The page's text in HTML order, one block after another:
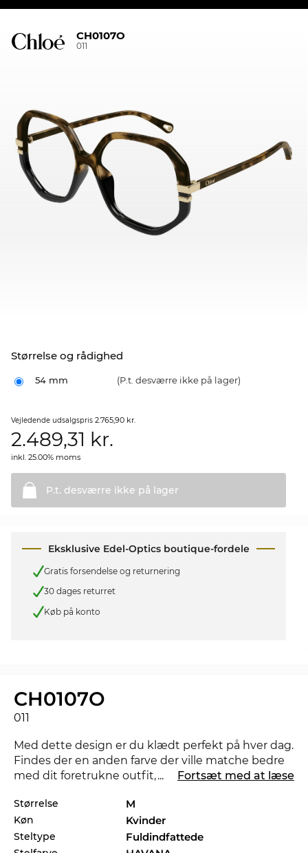
CH0107O
011
Størrelse og rådighed
54 mm (P.t. desværre ikke på lager)
Vejledende udsalgspris 2.765,90 kr.
2.489,31 kr.
inkl. 25.00% moms
P.t. desværre ikke på lager
Eksklusive Edel-Optics boutique-fordele
Gratis forsendelse og returnering
30 dages returret
Køb på konto
CH0107O
011
Med dette design er du klædt perfekt på hver dag.
Findes der en anden farve der ville matche bedre
med dit foretrukne outfit, så tjek også de andre
2024 fra
Brillestellet er særligt designet tilpowerkvinder
... Fortsæt med at læse
Størrelse M
Køn Kvinder
Steltype Fuldindfattede